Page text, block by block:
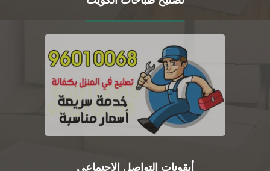
أيقونات التواصل الاجتماعي